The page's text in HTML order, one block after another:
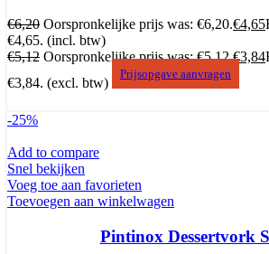
€6,20 Oorspronkelijke prijs was: €6,20.€4,65
€4,65. (incl. btw)
€5,12 Oorspronkelijke prijs was: €5,12.€3,84
€3,84. (excl. btw)
Prijsopgave aanvragen
-25%
Add to compare
Snel bekijken
Voeg toe aan favorieten
Toevoegen aan winkelwagen
Pintinox Dessertvork